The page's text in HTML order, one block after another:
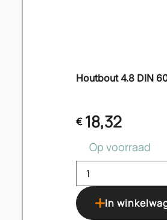
Houtbout 4.8 DIN
€18,32
Op voorraad
In